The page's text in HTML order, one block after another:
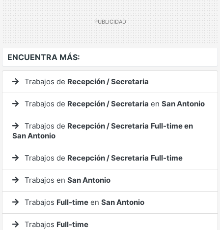
ENCUENTRA MÁS:
Trabajos de Recepción / Secretaria
Trabajos de Recepción / Secretaria en San Antonio
Trabajos de Recepción / Secretaria Full-time en
San Antonio
Trabajos de Recepción / Secretaria Full-time
Trabajos en San Antonio
Trabajos Full-time en San Antonio
Trabajos Full-time